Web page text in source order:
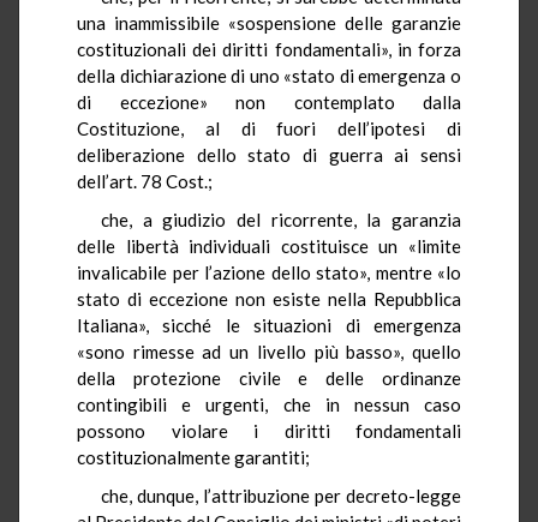
una inammissibile «sospensione delle garanzie
costituzionali dei diritti fondamentali», in forza
della dichiarazione di uno «stato di emergenza o
di eccezione» non contemplato dalla
Costituzione, al di fuori dell’ipotesi di
deliberazione dello stato di guerra ai sensi
dell’art. 78 Cost.;
che, a giudizio del ricorrente, la garanzia
delle libertà individuali costituisce un «limite
invalicabile per l’azione dello stato», mentre «lo
stato di eccezione non esiste nella Repubblica
Italiana», sicché le situazioni di emergenza
«sono rimesse ad un livello più basso», quello
della protezione civile e delle ordinanze
contingibili e urgenti, che in nessun caso
possono violare i diritti fondamentali
costituzionalmente garantiti;
che, dunque, l’attribuzione per decreto-legge